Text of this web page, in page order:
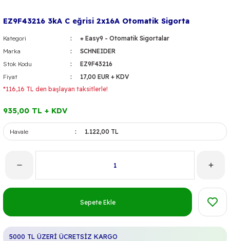
EZ9F43216 3kA C eğrisi 2x16A Otomatik Sigorta
Kategori
⁕ Easy9 - Otomatik Sigortalar
Marka
SCHNEIDER
Stok Kodu
EZ9F43216
Fiyat
17,00 EUR + KDV
*116,16 TL den başlayan taksitlerle!
935,00 TL + KDV
Havale 1.122,00 TL
Sepete Ekle
5000 TL ÜZERİ ÜCRETSİZ KARGO